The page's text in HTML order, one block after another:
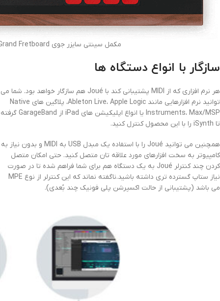
مکمل سینتی سایزر جوی Joué Grand Fretboard
سازگار با انواع دستگاه ها
هر نرم افزاری که از MIDI پشتیبانی کند با Joué هم سازگار خواهد بود. شما می
توانید نرم افزارهایی مانند Ableton Live، Apple Logic، پلاگین های Native
Instruments، Max/MSP یا انواع اپلیکیشن های iPad از GarageBand گرفته
تا iSynth را با این محصول کنترل کنید.
همچنین می توانید Joué را با استفاده یک مبدل USB به MIDI و بدون نیاز به
کامپیوتر به سخت افزارهای مورد علاقه تان متصل کنید. حتی امکان متصل
کردن چند کنترلر Joué به یک دستگاه هم برای شما فراهم شده تا در صورت
نیاز ستاپ گسترده تری داشته باشید.ناگفته نماند که این کنترلر از نوع MPE
می باشد (پشتیبانی از حالت اکسپرشن پلی فونیک چند بُعدی).